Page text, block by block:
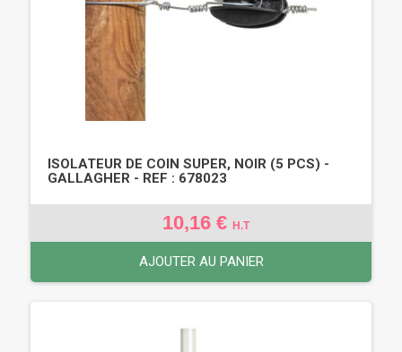
ISOLATEUR DE COIN SUPER, NOIR (5 PCS) -
GALLAGHER - REF : 678023
10,16 € H.T
AJOUTER AU PANIER